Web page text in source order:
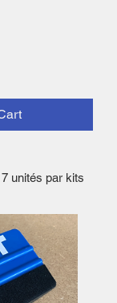
unités par kits